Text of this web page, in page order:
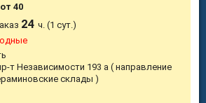
40
24ч. (1 сут.)
т Независимости 193 а ( направление
склады )